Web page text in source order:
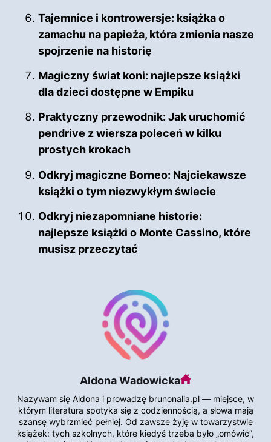
Tajemnice i kontrowersje: książka o
zamachu na papieża, która zmienia nasze
spojrzenie na historię
Magiczny świat koni: najlepsze książki
dla dzieci dostępne w Empiku
Praktyczny przewodnik: Jak uruchomić
pendrive z wiersza poleceń w kilku
prostych krokach
Odkryj magiczne Borneo: Najciekawsze
książki o tym niezwykłym świecie
Odkryj niezapomniane historie:
najlepsze książki o Monte Cassino, które
musisz przeczytać
Aldona Wadowicka
Nazywam się Aldona i prowadzę brunonalia.pl — miejsce, w
którym literatura spotyka się z codziennością, a słowa mają
szansę wybrzmieć pełniej. Od zawsze żyję w towarzystwie
książek: tych szkolnych, które kiedyś trzeba było „omówić”,